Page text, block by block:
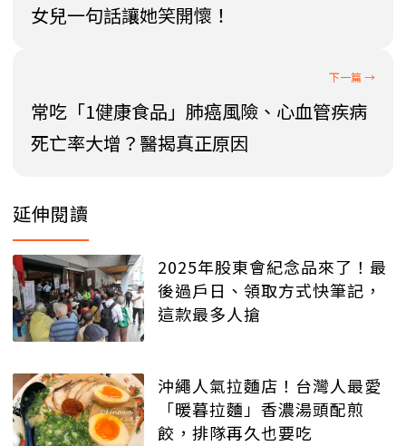
女兒一句話讓她笑開懷！
常吃「1健康食品」肺癌風險、心血管疾病
死亡率大增？醫揭真正原因
延伸閱讀
2025年股東會紀念品來了！最
後過戶日、領取方式快筆記，
這款最多人搶
沖繩人氣拉麵店！台灣人最愛
「暖暮拉麵」香濃湯頭配煎
餃，排隊再久也要吃